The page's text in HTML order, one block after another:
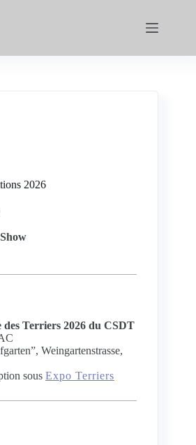
2026
Terriers 2026 du CSDT
Weingartenstrasse,
sous Expo Terriers